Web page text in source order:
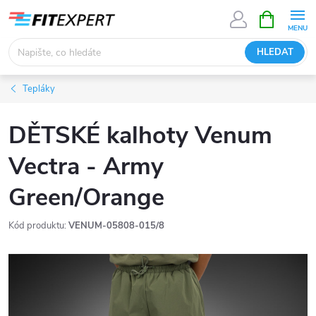
obsah
HLEDAT
NÁKUPNÍ
KOŠÍK
Tepláky
DĚTSKÉ kalhoty Venum
Vectra - Army
Green/Orange
Kód produktu: VENUM-05808-015/8